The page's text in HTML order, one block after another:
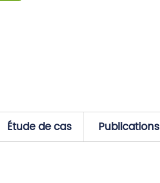
Étude de cas Publications